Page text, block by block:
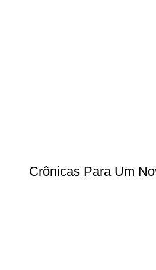
Crônicas Para Um